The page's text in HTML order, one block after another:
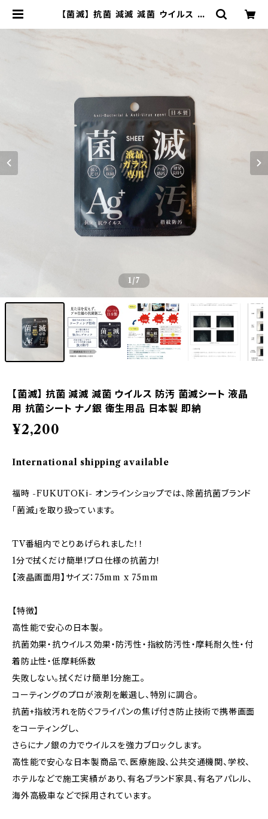
【菌滅】 抗菌 減滅 減菌 ウイルス 防
UKUTOKi- オンラインショップ
1/7
【菌滅】 抗菌 減滅 減菌 ウイルス 防汚 菌滅シート 液晶
用 抗菌シート ナノ銀 衛生用品 日本製 即納
¥2,200
International shipping available
福時 -FUKUTOKi- オンラインショップでは、除菌抗菌ブランド
「菌滅」を取り扱っています。
TV番組内でとりあげられました！！
1分で拭くだけ簡単!プロ仕様の抗菌力!
【液晶画面用】サイズ：75mm x 75mm
【特徴】
高性能で安心の日本製。
抗菌効果・抗ウイルス効果・防汚性・指紋防汚性・摩耗耐久性・付
着防止性・低摩耗係数
失敗しない。拭くだけ簡単1分施工。
コーティングのプロが液剤を厳選し、特別に調合。
抗菌+指紋汚れを防ぐフライパンの焦げ付き防止技術で携帯画面
をコーティングし、
さらにナノ銀の力でウイルスを強力ブロックします。
高性能で安心な日本製商品で、医療施設、公共交通機関、学校、
ホテルなどで施工実績があり、有名ブランド家具、有名アパレル、
海外高級車などで採用されています。